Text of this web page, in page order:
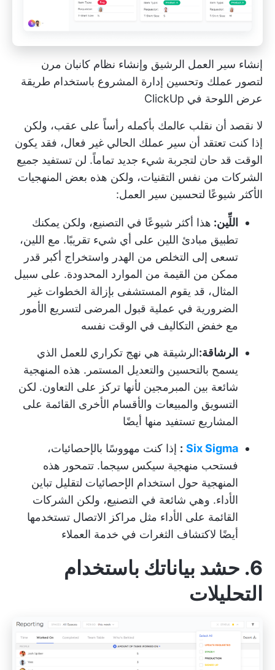
إنشاء سير العمل الرشيق وإنشاء نظام كانبان مرن
لتصور عملك وتحسين إدارة المشروع باستخدام طريقة
عرض اللوحة في ClickUp
لا نقصد أن نقلب عالمك بأكمله رأساً على عقب، ولكن
إذا كنت تعتقد أن سير عملك الحالي غير فعال، فقد يكون
الوقت قد حان لتجربة شيء جديد تماماً. لن تستفيد جميع
الشركات من نفس التقنيات، ولكن هذه بعض المنهجيات
الأكثر شيوعًا لتحسين سير العمل:
اللِّين: هذا أكثر شيوعًا في التصنيع، ولكن يمكنك
تطبيق مبادئ اللين على أي شيء تقريبًا. مع اللين،
تسعى إلى التخلص من الهدر واستخراج أكبر قدر
ممكن من القيمة من الموارد المحدودة. على سبيل
المثال، قد يقوم المستشفى بإزالة الخطوات غير
الضرورية في عملية قبول المرضى لتسريع الأمور
مع خفض التكاليف في الوقت نفسه
الرشاقة:الرشيقة هي نهج تكراري للعمل الذي
يسمح بالتحسين والتعديل المستمر. هذه المنهجية
شائعة بين المبرمجين لأنها تركز على التعاون. لكن
التسويق والمبيعات والأقسام الأخرى القائمة على
المشاريع تستفيد منها أيضًا
Six Sigma
: إذا كنت مهووسًا بالإحصائيات،
فستحب منهجية سيكس سيجما. تتمحور هذه
المنهجية حول استخدام الإحصائيات لتقليل تباين
الأداء. وهي شائعة في التصنيع، ولكن الشركات
القائمة على الأداء مثل مراكز الاتصال تستخدمها
أيضًا لاكتشاف الثغرات في خدمة العملاء
6. حشد بياناتك باستخدام
التحليلات